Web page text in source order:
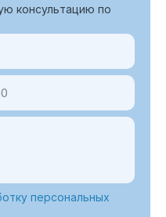
консультацию по
персональных